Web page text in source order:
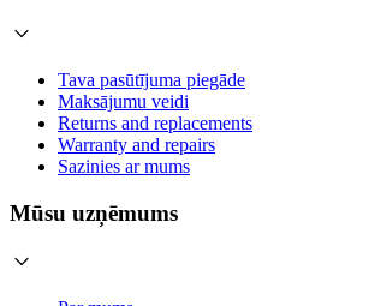
Tava pasūtījuma piegāde
Maksājumu veidi
Returns and replacements
Warranty and repairs
Sazinies ar mums
Mūsu uzņēmums